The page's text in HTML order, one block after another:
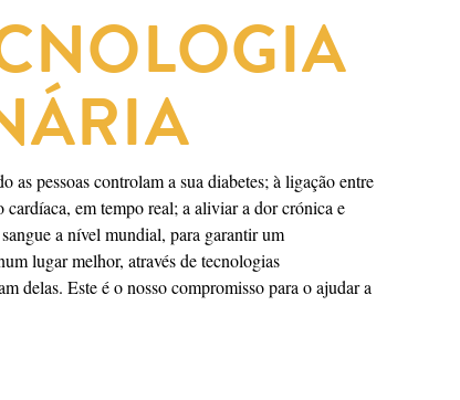
as pessoas controlam a sua diabetes; à ligação entre
em tempo real; a aliviar a dor crónica e
a nível mundial, para garantir um
lugar melhor, através de tecnologias
delas. Este é o nosso compromisso para o ajudar a